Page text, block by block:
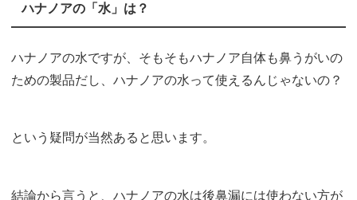
ハナノアの「水」は？
ハナノアの水ですが、そもそもハナノア自体も鼻うがいの
ための製品だし、ハナノアの水って使えるんじゃないの？
という疑問が当然あると思います。
結論から言うと、ハナノアの水は後鼻漏には使わない方が